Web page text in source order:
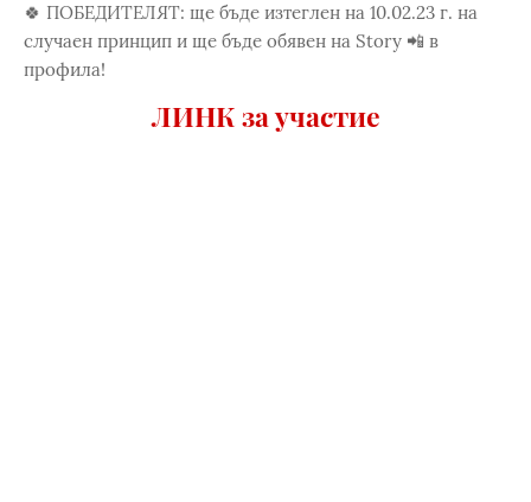
🍀 ПОБЕДИТЕЛЯТ: ще бъде изтеглен на 10.02.23 г. на
случаен принцип и ще бъде обявен на Story 📲 в
профила!
ЛИНК за участие